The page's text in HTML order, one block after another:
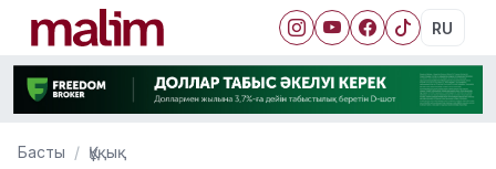
RU
Басты Құқық